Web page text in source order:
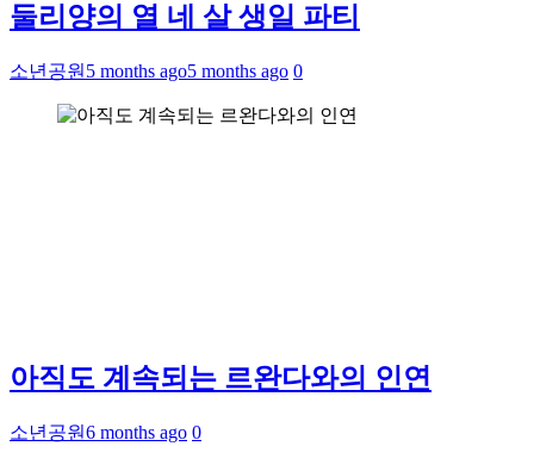
둘리양의 열 네 살 생일 파티
소년공원 5 months ago5 months ago 0
아직도 계속되는 르완다와의 인연
소년공원6 months ago 0